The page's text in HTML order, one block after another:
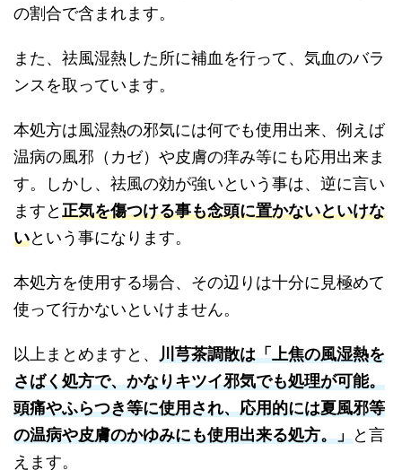
の割合で含まれます。
また、祛風湿熱した所に補血を行って、気血のバラ
ンスを取っています。
本処方は風湿熱の邪気には何でも使用出来、例えば
温病の風邪（カゼ）や皮膚の痒み等にも応用出来ま
す。しかし、祛風の効が強いという事は、逆に言い
ますと正気を傷つける事も念頭に置かないといけな
いという事になります。
本処方を使用する場合、その辺りは十分に見極めて
使って行かないといけません。
以上まとめますと、 川芎茶調散は「上焦の風湿熱を
さばく処方で、かなりキツイ邪気でも処理が可能。
頭痛やふらつき等に使用され、応用的には夏風邪等
の温病や皮膚のかゆみにも使用出来る処方。」と言
えます。